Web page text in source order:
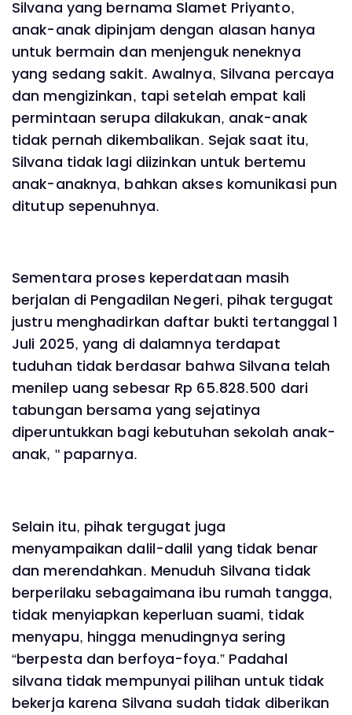
Silvana yang bernama Slamet Priyanto,
anak-anak dipinjam dengan alasan hanya
untuk bermain dan menjenguk neneknya
yang sedang sakit. Awalnya, Silvana percaya
dan mengizinkan, tapi setelah empat kali
permintaan serupa dilakukan, anak-anak
tidak pernah dikembalikan. Sejak saat itu,
Silvana tidak lagi diizinkan untuk bertemu
anak-anaknya, bahkan akses komunikasi pun
ditutup sepenuhnya.
Sementara proses keperdataan masih
berjalan di Pengadilan Negeri, pihak tergugat
justru menghadirkan daftar bukti tertanggal 1
Juli 2025, yang di dalamnya terdapat
tuduhan tidak berdasar bahwa Silvana telah
menilep uang sebesar Rp 65.828.500 dari
tabungan bersama yang sejatinya
diperuntukkan bagi kebutuhan sekolah anak-
anak, " paparnya.
Selain itu, pihak tergugat juga
menyampaikan dalil-dalil yang tidak benar
dan merendahkan. Menuduh Silvana tidak
berperilaku sebagaimana ibu rumah tangga,
tidak menyiapkan keperluan suami, tidak
menyapu, hingga menudingnya sering
“berpesta dan berfoya-foya.” Padahal
silvana tidak mempunyai pilihan untuk tidak
bekerja karena Silvana sudah tidak diberikan